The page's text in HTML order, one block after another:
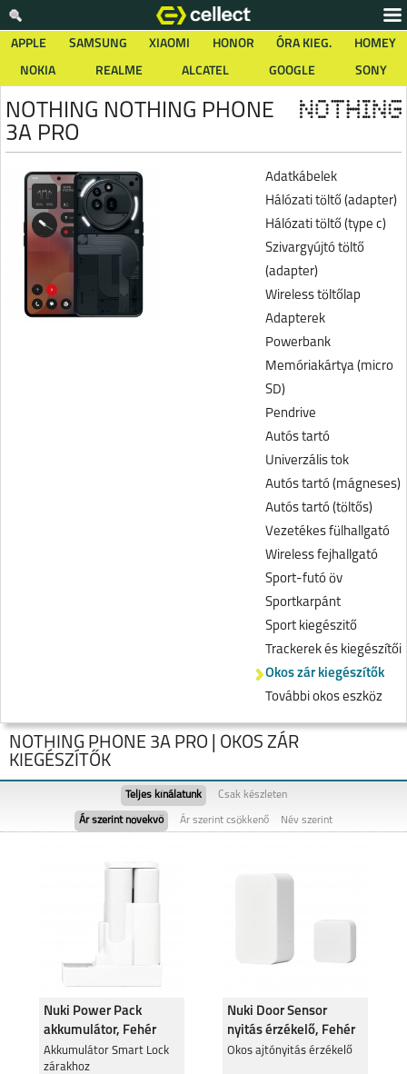
APPLE SAMSUNG XIAOMI HONOR ÓRA KIEG.
HOMEY
NOKIA
REALME ALCATEL GOOGLE SONY
NOTHING NOTHING PHONE
3A PRO
Adatkábelek
Hálózati töltő (adapter)
Hálózati töltő (type c)
Szivargyújtó töltő
(adapter)
Wireless töltőlap
Adapterek
Powerbank
Memóriakártya (micro
SD)
Pendrive
Autós tartó
Univerzális tok
Autós tartó (mágneses)
Autós tartó (töltős)
Vezetékes fülhallgató
Wireless fejhallgató
Sport-futó öv
Sportkarpánt
Sport kiegészitő
Trackerek és kiegészítői
Okos zár kiegészítők
További okos eszköz
NOTHING PHONE (1)
NOTHING PHONE 3A
NOTHING PHONE 3A PRO | OKOS ZÁR
KIEGÉSZÍTŐK
Teljes kínálatunk Csak készleten
Ár szerint növekvő Ár szerint csökkenő Név szerint
Nuki Power Pack
akkumulátor, Fehér
Akkumulátor Smart Lock
zárakhoz
Nuki Door Sensor
nyitás érzékelő, Fehér
Okos ajtónyitás érzékelő